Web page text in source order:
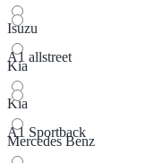
Isuzu
Kia
Kia
Mercedes Benz
A1 allstreet
A1 Sportback